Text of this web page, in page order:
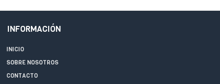
INFORMACIÓN
INICIO
SOBRE NOSOTROS
CONTACTO